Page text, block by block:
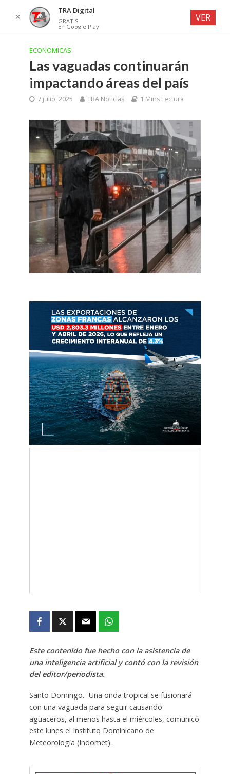
ECONOMICAS
Las vaguadas continuarán
impactando áreas del país
7 julio, 2025 TRA Noticias 1 Mins Lectura
Este contenido fue hecho con la asistencia de
una inteligencia artificial y contó con la revisión
del editor/periodista.
Santo Domingo.- Una onda tropical se fusionará
con una vaguada para seguir causando
aguaceros, al menos hasta el miércoles, comunicó
este lunes el Instituto Dominicano de
Meteorología (Indomet).
✕
TRA Digital
GRATIS
En Google Play
VER